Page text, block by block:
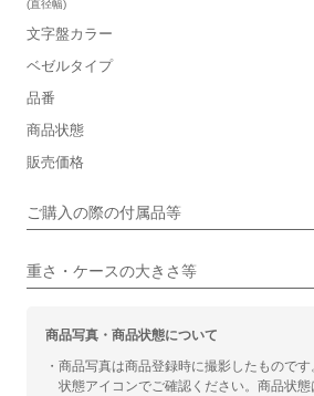
(直径幅)
文字盤カラー
ベゼルタイプ
品番
商品状態
販売価格
ご購入の際の付属品等
重さ・ケースの大きさ等
■ケースの大きさ
小さい
■装飾感
カジュアル
商品写真・商品状態について
・商品写真は商品登録時に撮影したもので
状態アイコンでご確認ください。商品状